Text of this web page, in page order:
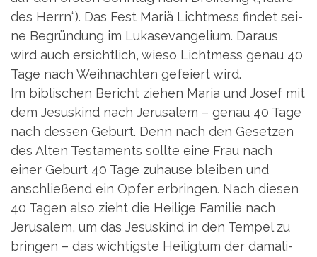
des Herrn“). Das Fest Mariä Licht­mess fin­det sei­
ne Begrün­dung im Lukas­evan­ge­li­um. Dar­aus
wird auch ersicht­lich, wie­so Licht­mess genau 40
Tage nach Weih­nach­ten gefei­ert wird.
Im bibli­schen Bericht zie­hen Maria und Josef mit
dem Jesus­kind nach Jeru­sa­lem – genau 40 Tage
nach des­sen Geburt. Denn nach den Geset­zen
des Alten Tes­ta­ments soll­te eine Frau nach
einer Geburt 40 Tage zuhau­se blei­ben und
anschlie­ßend ein Opfer erbrin­gen. Nach die­sen
40 Tagen also zieht die Hei­li­ge Fami­lie nach
Jeru­sa­lem, um das Jesus­kind in den Tem­pel zu
brin­gen – das wich­tigs­te Hei­lig­tum der dama­li­